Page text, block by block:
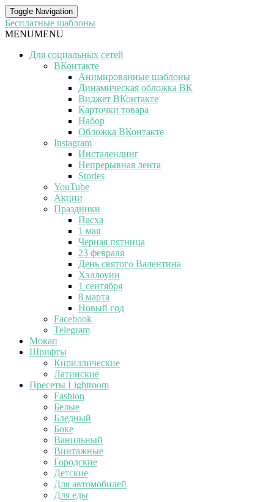
Toggle Navigation
Бесплатные шаблоны
MENUMENU
Для социальных сетей
ВКонтакте
Анимированные шаблоны
Динамическая обложка ВК
Виджет ВКонтакте
Карточки товара
Набор
Обложка ВКонтакте
Instagram
Инсталендинг
Непрерывная лента
Stories
YouTube
Акции
Праздники
Пасха
1 мая
Черная пятница
23 февраля
День святого Валентина
Хэллоуин
1 сентября
8 марта
Новый год
Facebook
Telegram
Мокап
Шрифты
Кириллические
Латинские
Пресеты Lightroom
Fashion
Белые
Бледный
Боке
Ванильный
Винтажные
Городские
Детские
Для автомобилей
Для еды